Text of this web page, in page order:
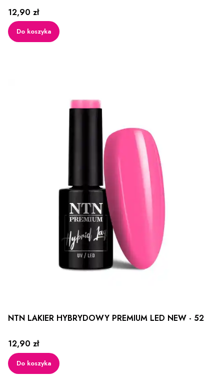
Cena
12,90 zł
Do koszyka
NTN LAKIER HYBRYDOWY PREMIUM LED NEW - 52
Cena
12,90 zł
Do koszyka